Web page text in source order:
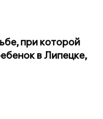
при которой
в Липецке,